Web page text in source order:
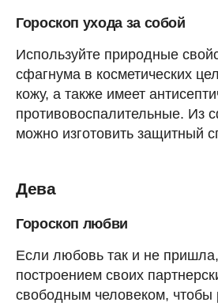
Гороскоп ухода за собой
Используйте природные
сфагнума в косметических
кожу, а также имеет
противовоспалительные. Из
можно изготовить защитный
Дева
Гороскоп любви
Если любовь так и не
построением своих
свободным человеком, чтобы